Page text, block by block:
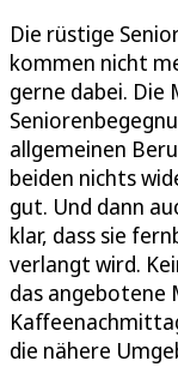
Die rüstige
kommen nicht
gerne dabei. Die
allgemeinen
beiden nichts
gut. Und dann
klar, dass sie
verlangt wird.
das angebotene
die nähere